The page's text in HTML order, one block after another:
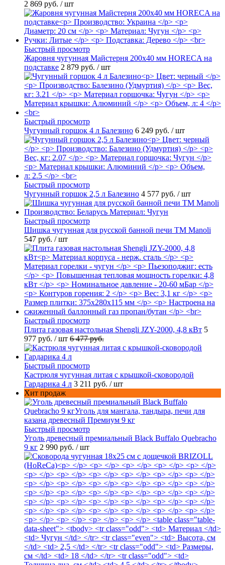
2 869 руб. / шт
Быстрый просмотр
Жаровня чугунная Майстерня 200х40 мм HORECA на
подставке 2 879 руб. / шт
Быстрый просмотр
Чугунный горшок 4 л Балезино 6 249 руб. / шт
Быстрый просмотр
Чугунный горшок 2,5 л Балезино 4 577 руб. / шт
Быстрый просмотр
Шишка чугунная для русской банной печи ТМ Manoli
547 руб. / шт
Быстрый просмотр
Плита газовая настольная Shengli JZY-2000, 4,8 кВт 5
977 руб. / шт 6 477 руб.
Быстрый просмотр
Кастрюля чугунная литая с крышкой-сковородой
Гардарика 4 л 3 211 руб. / шт
Хит продаж
Быстрый просмотр
Уголь древесный премиальный Black Buffalo Quebracho
9 кг 2 990 руб. / шт